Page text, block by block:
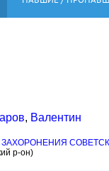
, Валентин
р-он)